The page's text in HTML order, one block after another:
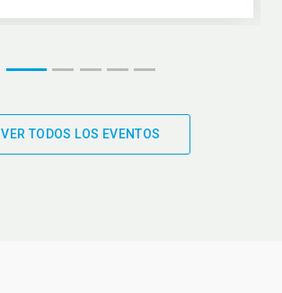
VER TODOS LOS EVENTOS